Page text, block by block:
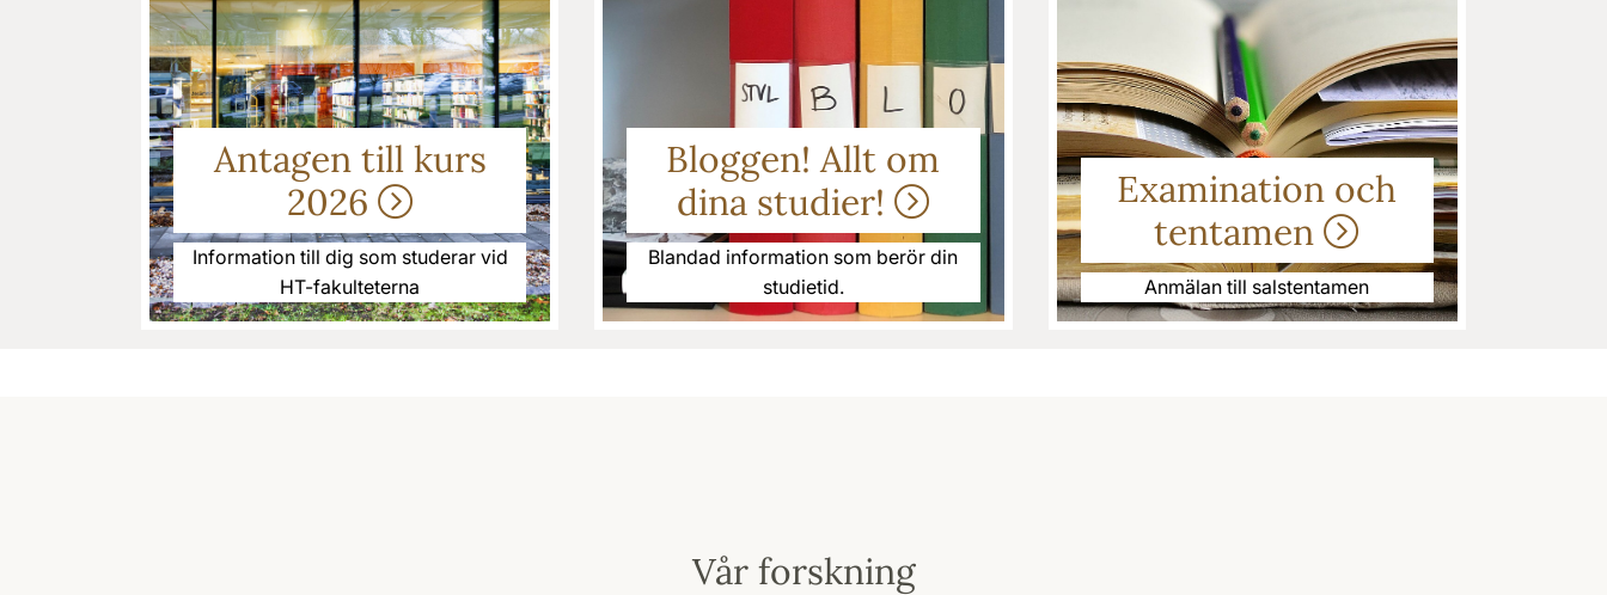
Antagen till kurs
2026
Information till dig som studerar vid
HT-fakulteterna
Bloggen! Allt om
dina studier!
Blandad information som berör din
studietid.
Examination och
tentamen
Anmälan till salstentamen
Vår forskning